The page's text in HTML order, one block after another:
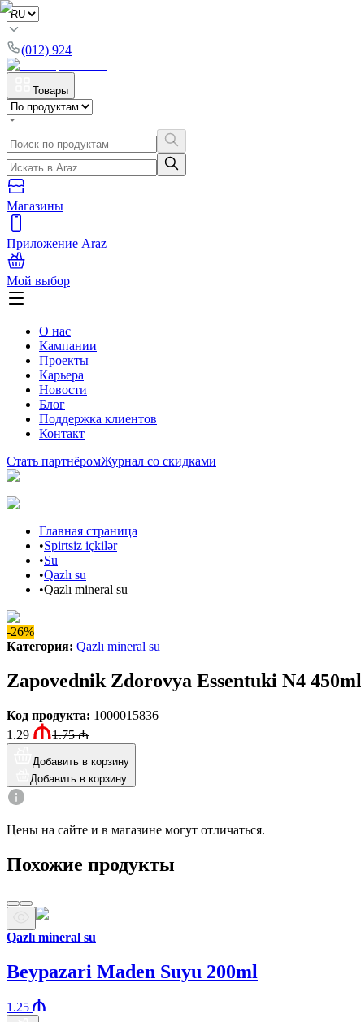
(012) 924
Товары
Магазины
Приложение Araz
Мой выбор
О нас
Кампании
Проекты
Карьера
Новости
Блог
Поддержка клиентов
Контакт
Стать партнёромЖурнал со скидками
Главная страница
•Spirtsiz içkilər
•Su
•Qazlı su
•Qazlı mineral su
-26%
Категория: Qazlı mineral su
Zapovednik Zdorovya Essentuki N4 450ml
Код продукта: 1000015836
1.29
1.75₼
Добавить в корзину
Добавить в корзину
Цены на сайте и в магазине могут отличаться.
Похожие продукты
Qazlı mineral su
Beypazari Maden Suyu 200ml
1.25